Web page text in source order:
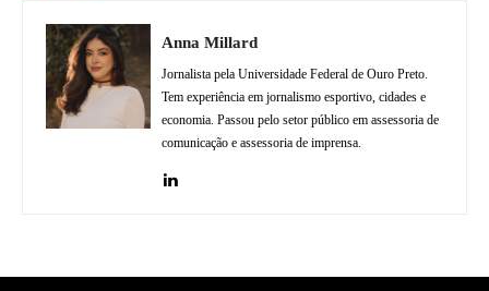
Anna Millard
Jornalista pela Universidade Federal de Ouro Preto.
Tem experiência em jornalismo esportivo, cidades e
economia. Passou pelo setor público em assessoria de
comunicação e assessoria de imprensa.